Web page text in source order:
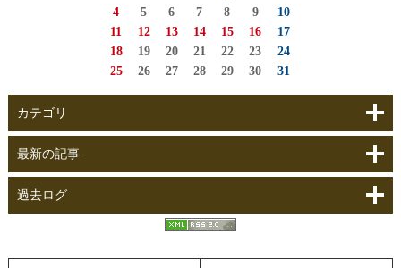
4
5 6 7 8 9
10
11
12 13 14 15 16
17
18
19 20 21 22 23
24
25
26 27 28 29 30 31
カテゴリ
最新の記事
過去ログ